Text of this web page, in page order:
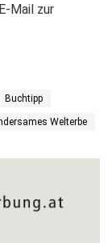
Mail zur
Buchtipp
Welterbe